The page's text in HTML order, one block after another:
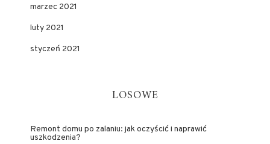
marzec 2021
luty 2021
styczeń 2021
LOSOWE
Remont domu po zalaniu: jak oczyścić i naprawić
uszkodzenia?